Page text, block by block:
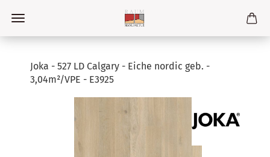
Joka - 527 LD Calgary - Eiche nordic geb. -
3,04m²/VPE - E3925